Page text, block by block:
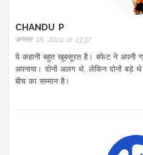
CHANDU P
अगस्त 18, 2024 at 13:37
ये कहानी बहुत खूबसूरत है। बफेट ने अपनी
अपनाया। दोनों अलग थे, लेकिन दोनों बड़े
बीच का सम्मान है।